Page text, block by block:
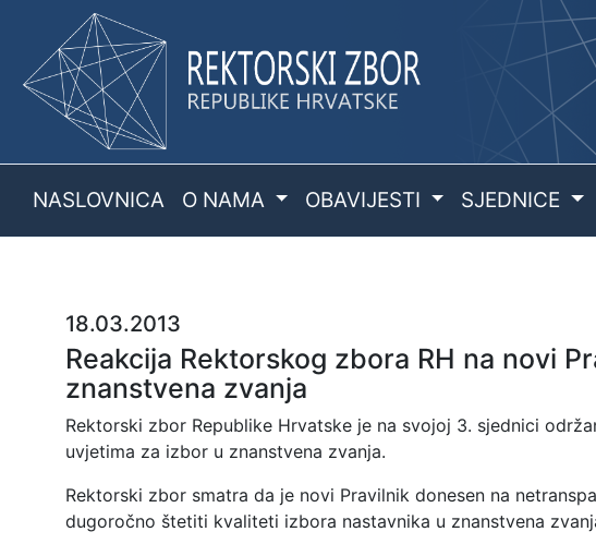
NASLOVNICA O NAMA OBAVIJESTI SJEDNICE
18.03.2013
Reakcija Rektorskog zbora RH na novi
znanstvena zvanja
Rektorski zbor Republike Hrvatske je na svojoj 3. sjednici
uvjetima za izbor u znanstvena zvanja.
Rektorski zbor smatra da je novi Pravilnik donesen na
dugoročno štetiti kvaliteti izbora nastavnika u znanstvena